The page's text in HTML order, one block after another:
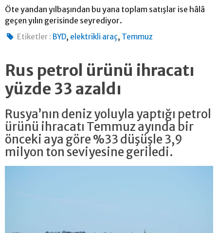
Öte yandan yılbaşından bu yana toplam satışlar ise hâlâ
geçen yılın gerisinde seyrediyor.
Etiketler : BYD, elektrikli araç, Temmuz
Rus petrol ürünü ihracatı
yüzde 33 azaldı
Rusya’nın deniz yoluyla yaptığı petrol
ürünü ihracatı Temmuz ayında bir
önceki aya göre %33 düşüşle 3,9
milyon ton seviyesine geriledi.